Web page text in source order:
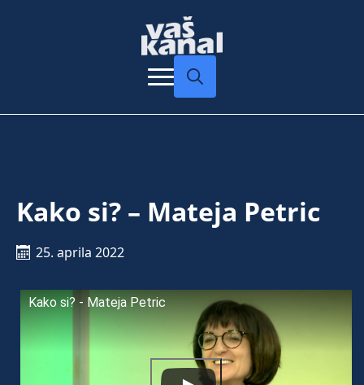
Kako si? – Mateja Petric
25. aprila 2022
Kako si? - Mateja Petric